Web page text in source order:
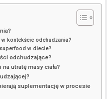
kontekście odchudzania?
w diecie?
odchudzające?
utratę masy ciała?
suplementację w procesie